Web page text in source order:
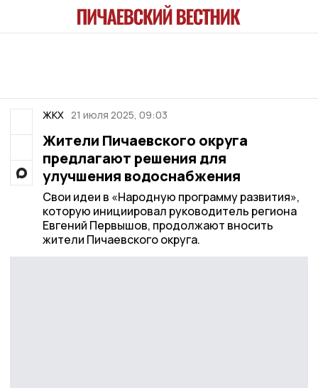
ЖКХ 21 июля 2025, 09:03
Жители Пичаевского округа
предлагают решения для
улучшения водоснабжения
Свои идеи в «Народную программу развития»,
которую инициировал руководитель региона
Евгений Первышов, продолжают вносить
жители Пичаевского округа.